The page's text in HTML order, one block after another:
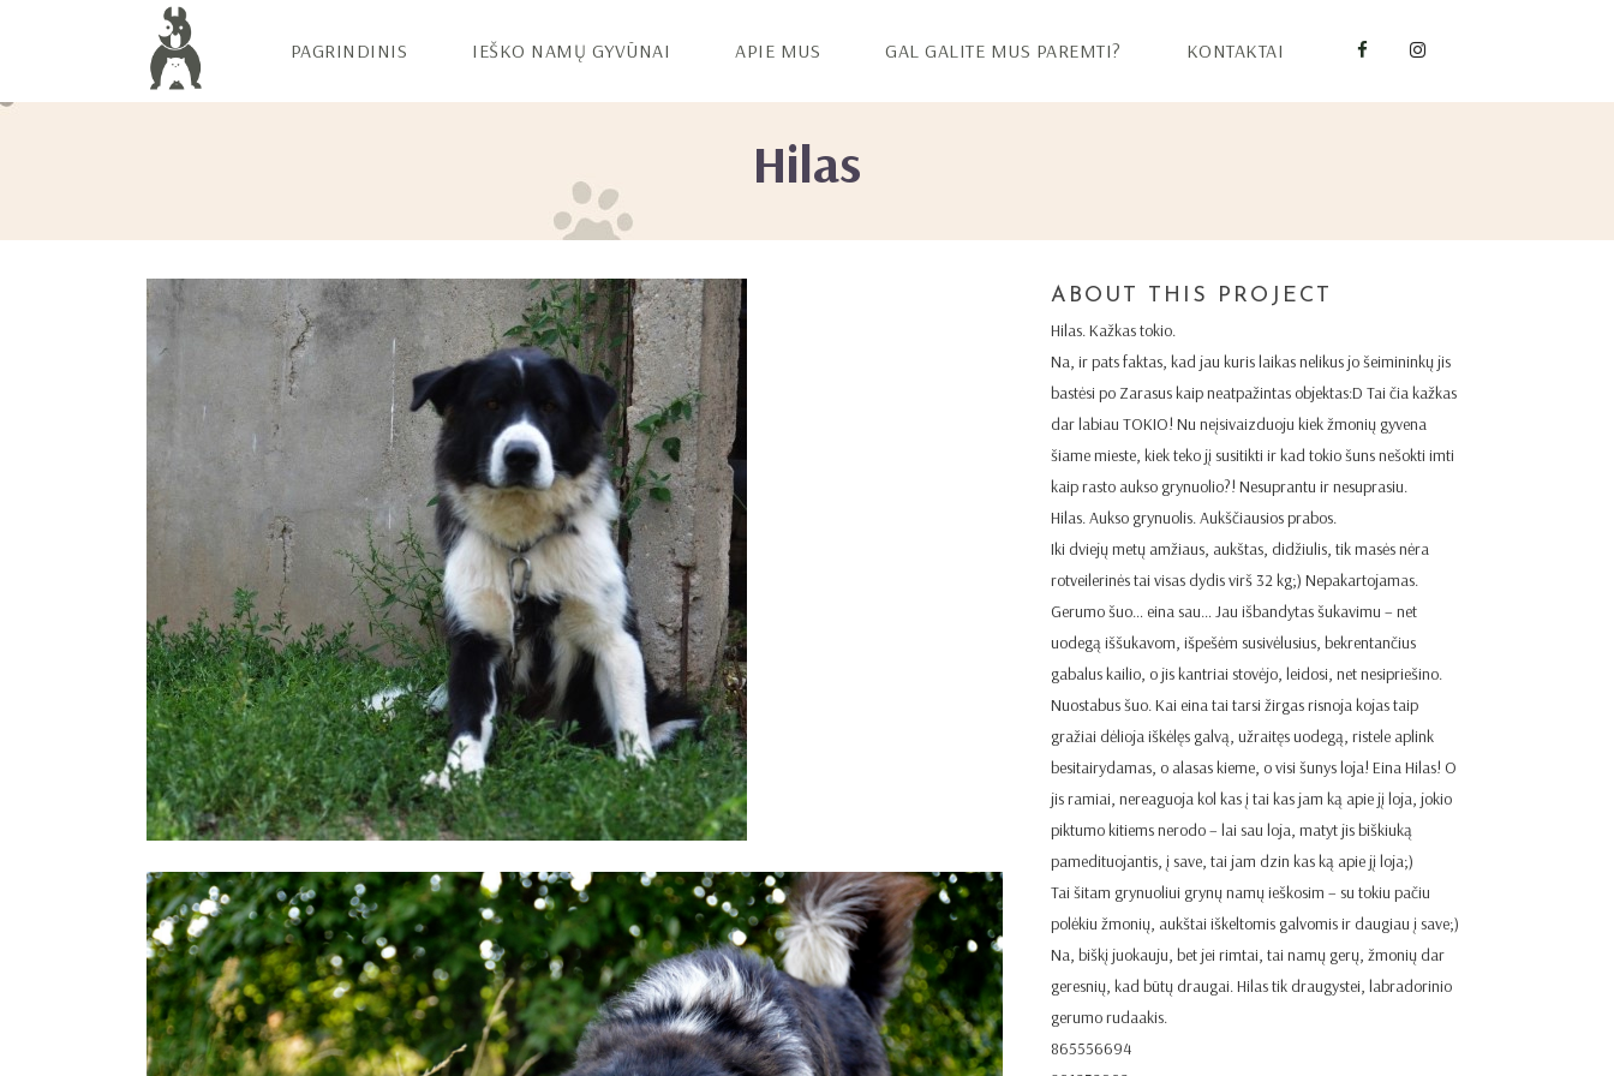
PAGRINDINIS IEŠKO NAMŲ GYVŪNAI APIE MUS GAL GALITE MUS PAREMTI? KONTAKTAI
Hilas
ABOUT THIS PROJECT
Hilas. Kažkas tokio.
Na, ir pats faktas, kad jau kuris laikas nelikus jo šeimininkų jis
bastėsi po Zarasus kaip neatpažintas objektas:D Tai čia kažkas
dar labiau TOKIO! Nu neįsivaizduoju kiek žmonių gyvena
šiame mieste, kiek teko jį susitikti ir kad tokio šuns nešokti imti
kaip rasto aukso grynuolio?! Nesuprantu ir nesuprasiu.
Hilas. Aukso grynuolis. Aukščiausios prabos.
Iki dviejų metų amžiaus, aukštas, didžiulis, tik masės nėra
rotveilerinės tai visas dydis virš 32 kg;) Nepakartojamas.
Gerumo šuo… eina sau… Jau išbandytas šukavimu – net
uodegą iššukavom, išpešėm susivėlusius, bekrentančius
gabalus kailio, o jis kantriai stovėjo, leidosi, net nesipriešino.
Nuostabus šuo. Kai eina tai tarsi žirgas risnoja kojas taip
gražiai dėlioja iškėlęs galvą, užraitęs uodegą, ristele aplink
besitairydamas, o alasas kieme, o visi šunys loja! Eina Hilas! O
jis ramiai, nereaguoja kol kas į tai kas jam ką apie jį loja, jokio
piktumo kitiems nerodo – lai sau loja, matyt jis biškiuką
pamedituojantis, į save, tai jam dzin kas ką apie jį loja;)
Tai šitam grynuoliui grynų namų ieškosim – su tokiu pačiu
polėkiu žmonių, aukštai iškeltomis galvomis ir daugiau į save;)
Na, biškį juokauju, bet jei rimtai, tai namų gerų, žmonių dar
geresnių, kad būtų draugai. Hilas tik draugystei, labradorinio
gerumo rudaakis.
865556694